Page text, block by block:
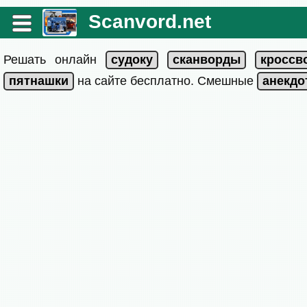
Scanvord.net
Решать онлайн
на сайте бесплатно. Смешные